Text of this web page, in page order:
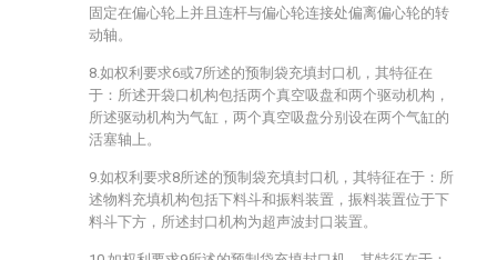
固定在偏心轮上并且连杆与偏心轮连接处偏离偏心轮的转
动轴。
8.如权利要求6或7所述的预制袋充填封口机，其特征在
于：所述开袋口机构包括两个真空吸盘和两个驱动机构，
所述驱动机构为气缸，两个真空吸盘分别设在两个气缸的
活塞轴上。
9.如权利要求8所述的预制袋充填封口机，其特征在于：所
述物料充填机构包括下料斗和振料装置，振料装置位于下
料斗下方，所述封口机构为超声波封口装置。